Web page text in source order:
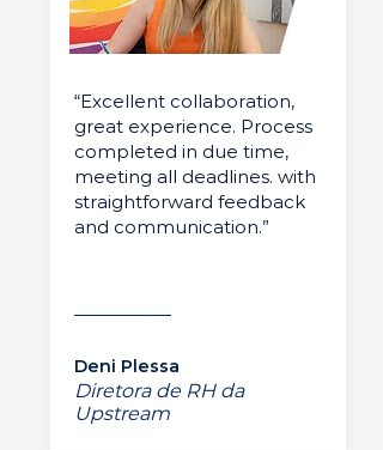
“Excellent collaboration,
great experience. Process
completed in due time,
meeting all deadlines. with
straightforward feedback
and communication.”
Deni Plessa
Diretora de RH da
Upstream